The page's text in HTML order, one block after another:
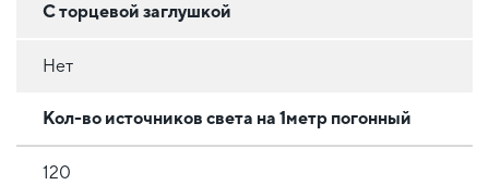
С торцевой заглушкой
Нет
Кол-во источников света на 1метр погонный
120